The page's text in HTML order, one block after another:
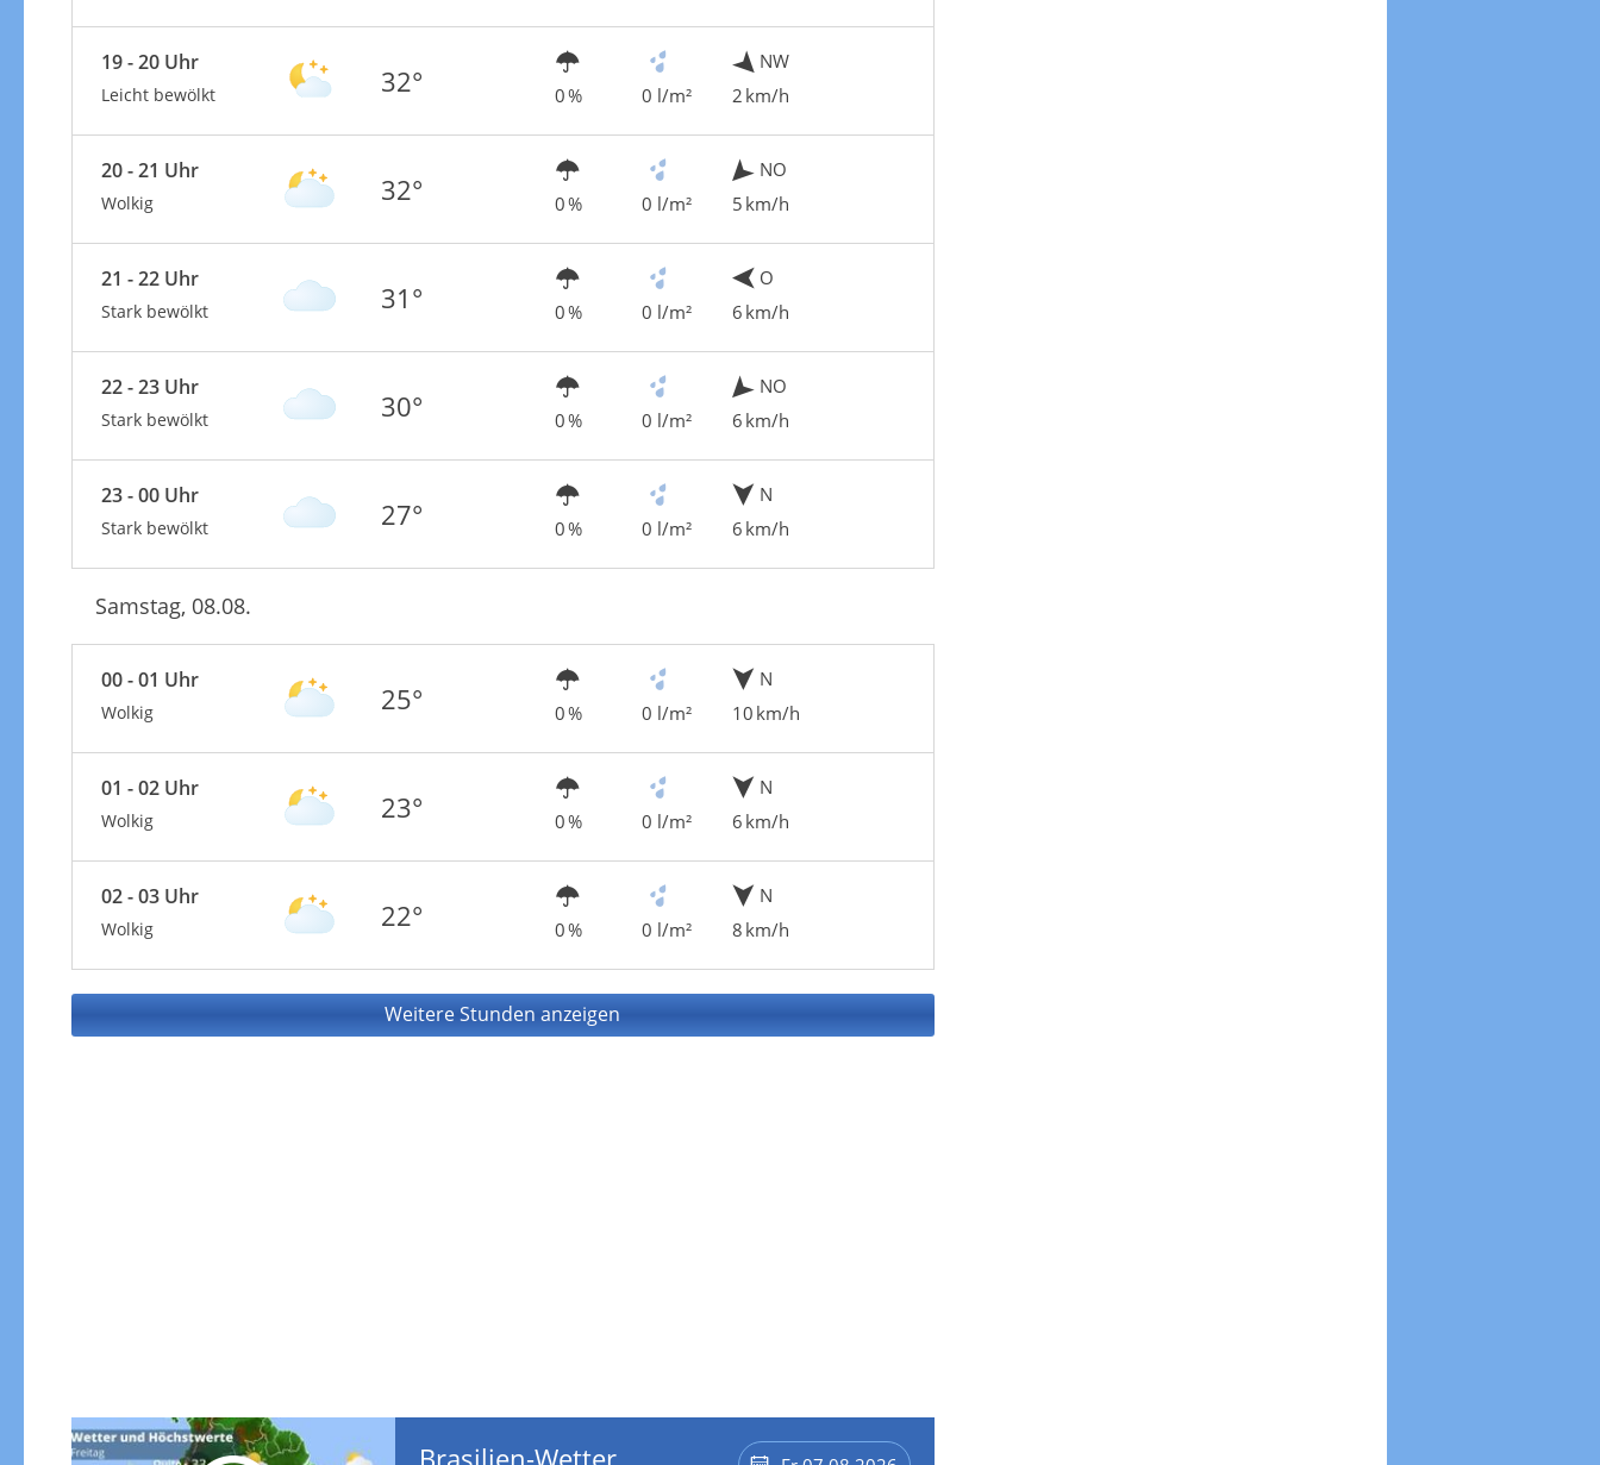
19 - 20 Uhr
Leicht bewölkt 32° 0 % 0 l/m²
NW
2 km/h
20 - 21 Uhr
Wolkig 32° 0 % 0 l/m²
NO
5 km/h
21 - 22 Uhr
Stark bewölkt 31° 0 % 0 l/m²
O
6 km/h
22 - 23 Uhr
Stark bewölkt 30° 0 % 0 l/m²
NO
6 km/h
23 - 00 Uhr
Stark bewölkt 27° 0 % 0 l/m²
N
6 km/h
Samstag, 08.08.
00 - 01 Uhr
Wolkig 25° 0 % 0 l/m²
N
10 km/h
01 - 02 Uhr
Wolkig 23° 0 % 0 l/m²
N
6 km/h
02 - 03 Uhr
Wolkig 22° 0 % 0 l/m²
N
8 km/h
Weitere Stunden anzeigen
Brasilien-Wetter